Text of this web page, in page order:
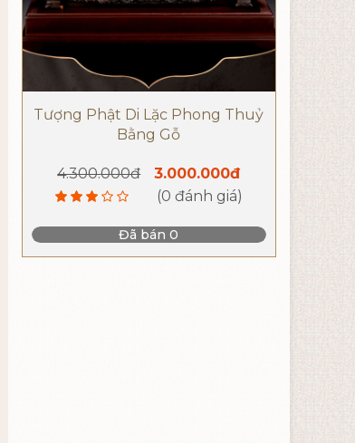
Tượng Phật Di Lặc Phong Thuỷ
Bằng Gỗ
4.300.000đ
3.000.000đ
(0 đánh giá)
Đã bán 0